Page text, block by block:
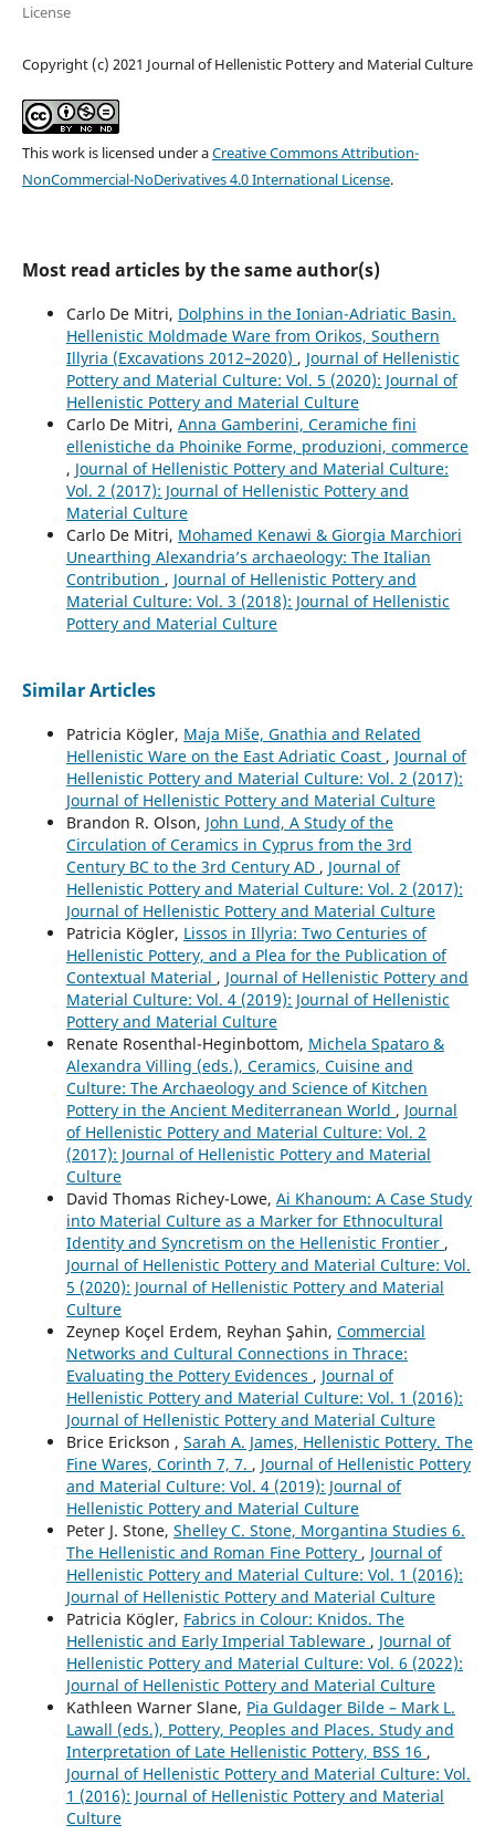
License
Copyright (c) 2021 Journal of Hellenistic Pottery and Material Culture
This work is licensed under aCreative Commons Attribution-
NonCommercial-NoDerivatives 4.0 International License.
Most read articles by the same author(s)
Carlo De Mitri, Dolphins in the Ionian-Adriatic Basin.
Hellenistic Moldmade Ware from Orikos, Southern
Illyria (Excavations 2012–2020) , Journal of Hellenistic
Pottery and Material Culture: Vol. 5 (2020): Journal of
Hellenistic Pottery and Material Culture
Carlo De Mitri, Anna Gamberini, Ceramiche fini
ellenistiche da Phoinike Forme, produzioni, commerce
, Journal of Hellenistic Pottery and Material Culture:
Vol. 2 (2017): Journal of Hellenistic Pottery and
Material Culture
Carlo De Mitri, Mohamed Kenawi & Giorgia Marchiori
Unearthing Alexandria’s archaeology: The Italian
Contribution , Journal of Hellenistic Pottery and
Material Culture: Vol. 3 (2018): Journal of Hellenistic
Pottery and Material Culture
Similar Articles
Patricia Kögler, Maja Miše, Gnathia and Related
Hellenistic Ware on the East Adriatic Coast , Journal of
Hellenistic Pottery and Material Culture: Vol. 2 (2017):
Journal of Hellenistic Pottery and Material Culture
Brandon R. Olson, John Lund, A Study of the
Circulation of Ceramics in Cyprus from the 3rd
Century BC to the 3rd Century AD , Journal of
Hellenistic Pottery and Material Culture: Vol. 2 (2017):
Journal of Hellenistic Pottery and Material Culture
Patricia Kögler, Lissos in Illyria: Two Centuries of
Hellenistic Pottery, and a Plea for the Publication of
Contextual Material , Journal of Hellenistic Pottery and
Material Culture: Vol. 4 (2019): Journal of Hellenistic
Pottery and Material Culture
Renate Rosenthal-Heginbottom, Michela Spataro &
Alexandra Villing (eds.), Ceramics, Cuisine and
Culture: The Archaeology and Science of Kitchen
Pottery in the Ancient Mediterranean World , Journal
of Hellenistic Pottery and Material Culture: Vol. 2
(2017): Journal of Hellenistic Pottery and Material
Culture
David Thomas Richey-Lowe, Ai Khanoum: A Case Study
into Material Culture as a Marker for Ethnocultural
Identity and Syncretism on the Hellenistic Frontier ,
Journal of Hellenistic Pottery and Material Culture: Vol.
5 (2020): Journal of Hellenistic Pottery and Material
Culture
Zeynep Koçel Erdem, Reyhan Şahin, Commercial
Networks and Cultural Connections in Thrace:
Evaluating the Pottery Evidences , Journal of
Hellenistic Pottery and Material Culture: Vol. 1 (2016):
Journal of Hellenistic Pottery and Material Culture
Brice Erickson , Sarah A. James, Hellenistic Pottery. The
Fine Wares, Corinth 7, 7. , Journal of Hellenistic Pottery
and Material Culture: Vol. 4 (2019): Journal of
Hellenistic Pottery and Material Culture
Peter J. Stone, Shelley C. Stone, Morgantina Studies 6.
The Hellenistic and Roman Fine Pottery , Journal of
Hellenistic Pottery and Material Culture: Vol. 1 (2016):
Journal of Hellenistic Pottery and Material Culture
Patricia Kögler, Fabrics in Colour: Knidos. The
Hellenistic and Early Imperial Tableware , Journal of
Hellenistic Pottery and Material Culture: Vol. 6 (2022):
Journal of Hellenistic Pottery and Material Culture
Kathleen Warner Slane, Pia Guldager Bilde – Mark L.
Lawall (eds.), Pottery, Peoples and Places. Study and
Interpretation of Late Hellenistic Pottery, BSS 16 ,
Journal of Hellenistic Pottery and Material Culture: Vol.
1 (2016): Journal of Hellenistic Pottery and Material
Culture